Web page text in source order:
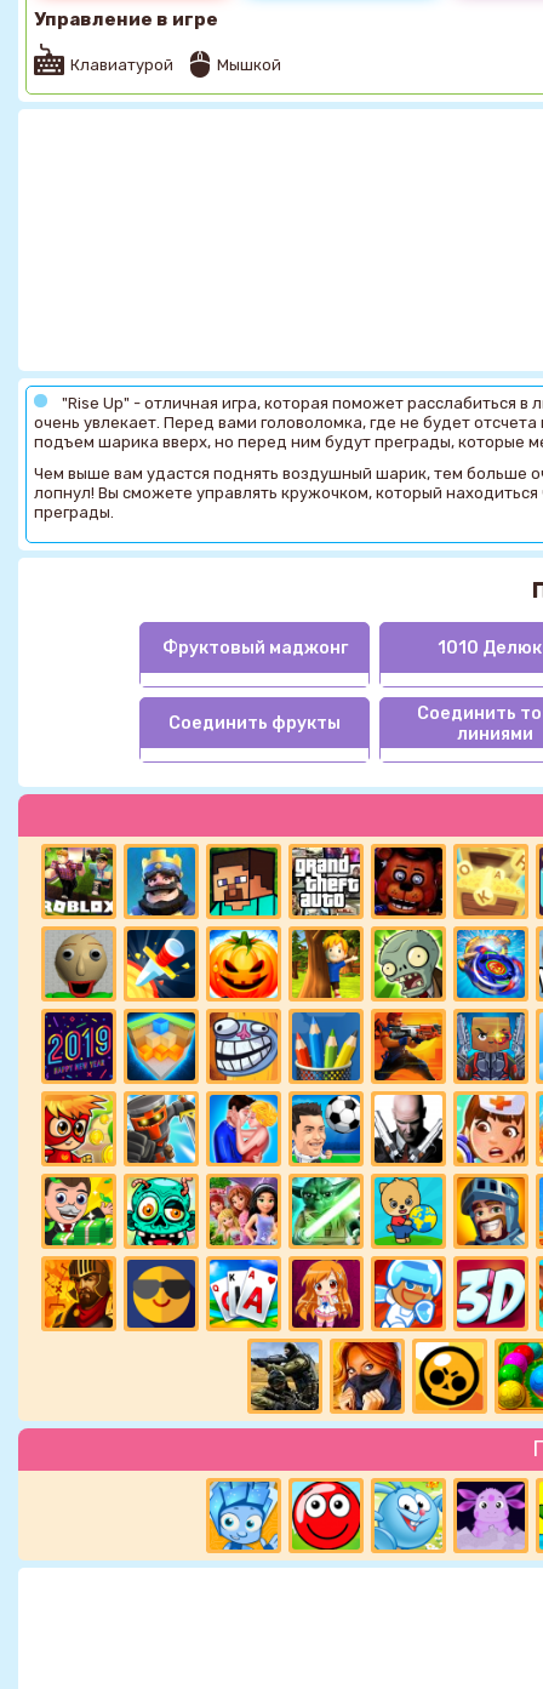
Управление в игре
Клавиатурой Мышкой
"Rise Up" - отличная игра, которая поможет расслабиться
очень увлекает. Перед вами головоломка, где не будет
подъем шарика вверх, но перед ним будут преграды, которые
Чем выше вам удастся поднять воздушный шарик, тем больше
лопнул! Вы сможете управлять кружочком, который
преграды.
Фруктовый маджонг 1010
Соединить фрукты
Соединить
линиями